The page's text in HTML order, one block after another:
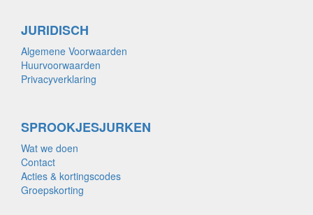
JURIDISCH
Algemene Voorwaarden
Huurvoorwaarden
Privacyverklaring
SPROOKJESJURKEN
Wat we doen
Contact
Acties & kortingscodes
Groepskorting